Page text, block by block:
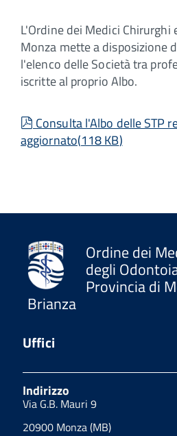
L'Ordine dei Medici
Monza mette a disposizione
l'elenco delle Società tra
iscritte al proprio Albo.
pdf
Consulta l'Albo delle STP
aggiornato(118 KB)
Ordine dei
degli
Provincia di
Brianza
Uffici
Indirizzo
Via G.B. Mauri 9
20900 Monza (MB)